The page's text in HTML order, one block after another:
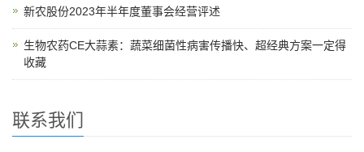
新农股份2023年半年度董事会经营评述
生物农药CE大蒜素：蔬菜细菌性病害传播快、超经典方案一定得
收藏
联系我们